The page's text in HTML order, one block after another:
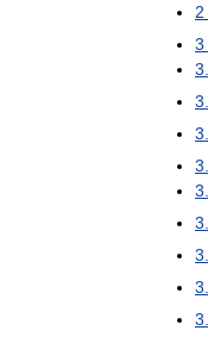
2
3
3
3
3
3
3
3
3
3
3